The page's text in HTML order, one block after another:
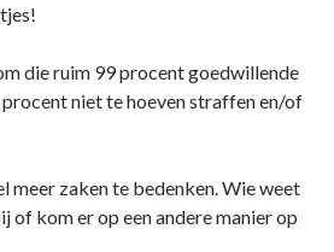
die ruim 99 procent goedwillende
procent niet te hoeven straffen en/of
meer zaken te bedenken. Wie weet
of kom er op een andere manier op